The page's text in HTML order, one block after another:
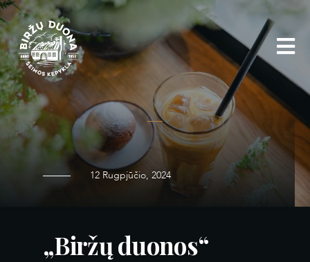
Eiti
prie
turinio
12 Rugpjūčio, 2024
„Biržų duonos“